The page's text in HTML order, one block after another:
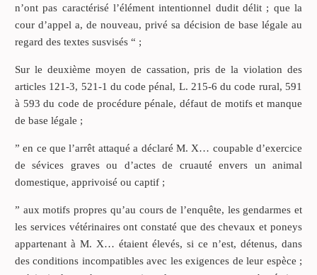
n’ont pas caractérisé l’élément intentionnel dudit délit ; que la
cour d’appel a, de nouveau, privé sa décision de base légale au
regard des textes susvisés “ ;
Sur le deuxième moyen de cassation, pris de la violation des
articles 121-3, 521-1 du code pénal, L. 215-6 du code rural, 591
à 593 du code de procédure pénale, défaut de motifs et manque
de base légale ;
” en ce que l’arrêt attaqué a déclaré M. X… coupable d’exercice
de sévices graves ou d’actes de cruauté envers un animal
domestique, apprivoisé ou captif ;
” aux motifs propres qu’au cours de l’enquête, les gendarmes et
les services vétérinaires ont constaté que des chevaux et poneys
appartenant à M. X… étaient élevés, si ce n’est, détenus, dans
des conditions incompatibles avec les exigences de leur espèce ;